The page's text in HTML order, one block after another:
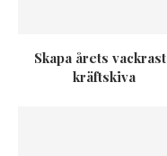
Skapa årets
kräftskiva